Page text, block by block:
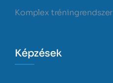
Komplex tréningrendszer
Képzések